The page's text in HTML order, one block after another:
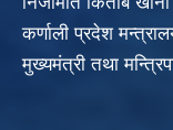
कर्णाली प्रदेश
मुख्यमंत्री तथा